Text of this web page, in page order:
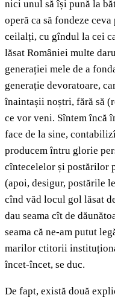
nici unul să își pună la
operă ca să fondeze
ceilalți, cu gîndul la cei
lăsat României multe
generației mele de a
generație devoratoare,
înaintașii noștri, fără să
ce vor veni. Sîntem încă
face de la sine,
producem întru glorie
cîntecelelor și postărilor
(apoi, desigur, postările
cînd văd locul gol lăsat
dau seama cît de
seama că ne-am putut
marilor ctitorii
încet-încet, se duc.
De fapt, există două